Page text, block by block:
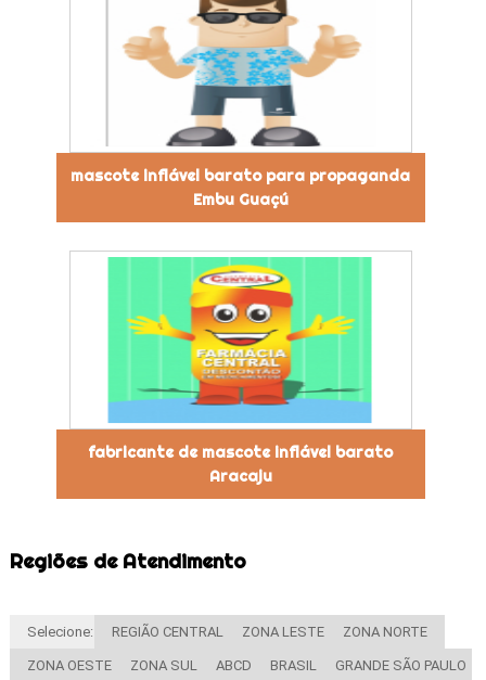
mascote inflável barato para propaganda
Embu Guaçú
fabricante de mascote inflável barato
Aracaju
Regiões de Atendimento
Selecione: REGIÃO CENTRAL ZONA LESTE ZONA NORTE
ZONA OESTE ZONA SUL ABCD BRASIL GRANDE SÃO PAULO